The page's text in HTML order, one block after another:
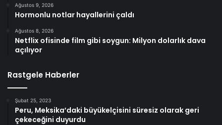
Ağustos 9, 2026
Hormonlu notlar hayallerini çaldı
Ağustos 8, 2026
Netflix ofisinde film gibi soygun: Milyon dolarlık dava
açılıyor
Rastgele Haberler
Şubat 25, 2023
Peru, Meksika’daki büyükelçisini süresiz olarak geri
çekeceğini duyurdu